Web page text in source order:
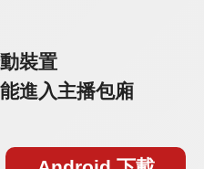
裝置
進入主播包廂